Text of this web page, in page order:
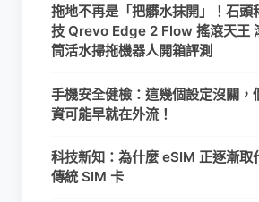
拖地不再是「把髒水抹開」！石頭
技 Qrevo Edge 2 Flow 搖滾天王
筒活水掃拖機器人開箱評測
手機安全健檢：這幾個設定沒關，
資可能早就在外流！
科技新知：為什麼 eSIM 正逐漸取
傳統 SIM 卡